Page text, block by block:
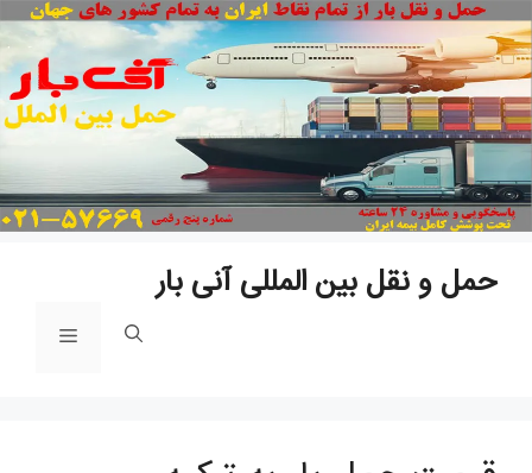
حمل و نقل بین المللی آنی بار
فهرست